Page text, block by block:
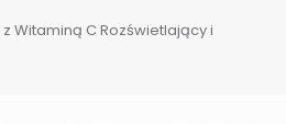
z Witaminą C Rozświetlający i